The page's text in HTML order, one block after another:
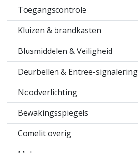
Toegangscontrole
Kluizen & brandkasten
Blusmiddelen & Veiligheid
Deurbellen & Entree-signalering
Noodverlichting
Bewakingsspiegels
Comelit overig